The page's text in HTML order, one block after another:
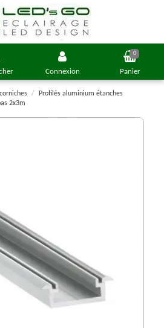
Connexion
0
Panier
Profilés aluminium étanches
2x3m